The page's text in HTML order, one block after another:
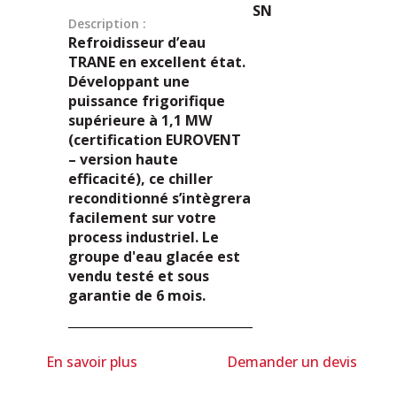
SN
Description :
Refroidisseur d’eau
TRANE en excellent état.
Développant une
puissance frigorifique
supérieure à 1,1 MW
(certification EUROVENT
– version haute
efficacité), ce chiller
reconditionné s’intègrera
facilement sur votre
process industriel. Le
groupe d'eau glacée est
vendu testé et sous
garantie de 6 mois.
En savoir plus Demander un devis